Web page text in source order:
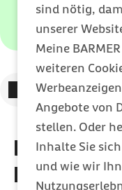
sind nötig,
unserer
Meine
weiteren
Angebote von
stellen. Oder
Inhalte Sie
und wie wir
Zum vorigen Element
Zum nächsten
Fragen
Barmer